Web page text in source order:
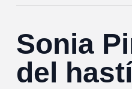
Sonia
del